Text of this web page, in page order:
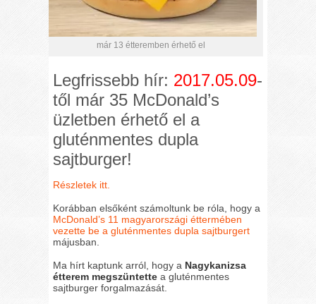
már 13 étteremben érhető el
Legfrissebb hír: 2017.05.09-
től már 35 McDonald’s
üzletben érhető el a
gluténmentes dupla
sajtburger!
Részletek itt.
Korábban elsőként számoltunk be róla, hogy a
McDonald’s 11 magyarországi éttermében
vezette be a gluténmentes dupla sajtburgert
májusban.
Ma hírt kaptunk arról, hogy a Nagykanizsa
étterem megszüntette a gluténmentes
sajtburger forgalmazását.